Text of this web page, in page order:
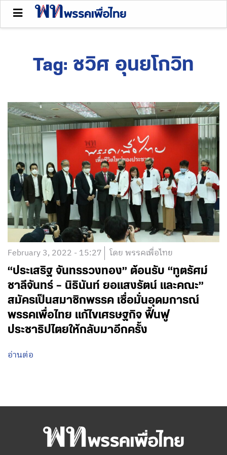
Tag: ชวิศ อุนยโกวิท
February 3, 2022 - 15:27 โดย พรรคเพื่อไทย
“ประเสริฐ จันทรรวงทอง” ต้อนรับ “ทูตรัศม์
ชาลีจันทร์ – นิธินันท์ ยอแสงรัตน์ และคณะ”
สมัครเป็นสมาชิกพรรค เชื่อมั่นอุดมการณ์
พรรคเพื่อไทย แก้ไขเศรษฐกิจ ฟื้นฟู
ประชาธิปไตยให้กลับมาอีกครั้ง
อ่านต่อ